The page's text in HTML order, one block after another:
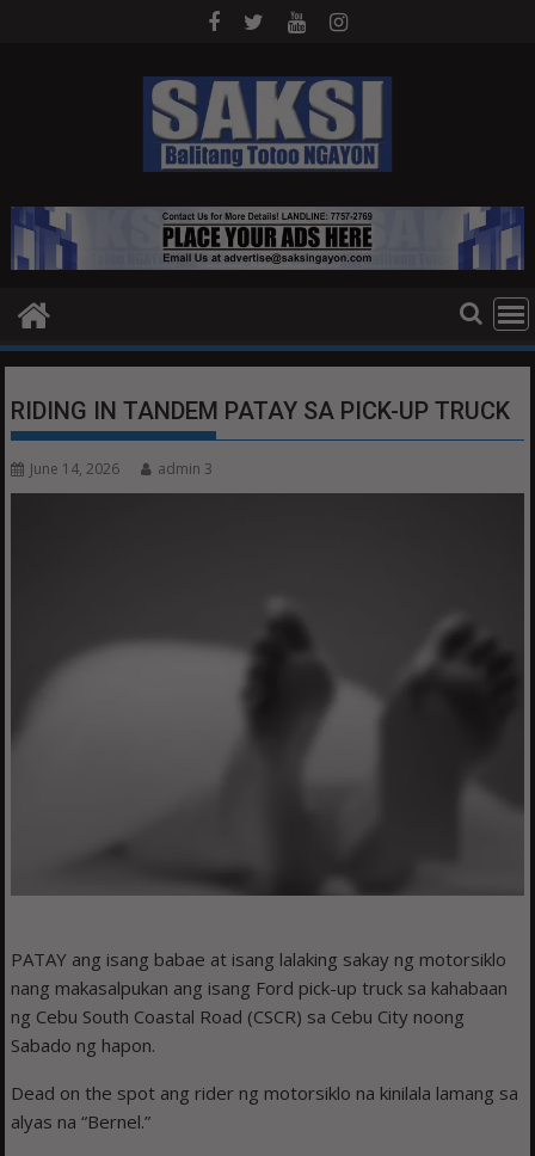
RIDING IN TANDEM PATAY SA PICK-UP TRUCK
June 14, 2026 admin 3
PATAY ang isang babae at isang lalaking sakay ng motorsiklo
nang makasalpukan ang isang Ford pick-up truck sa kahabaan
ng Cebu South Coastal Road (CSCR) sa Cebu City noong
Sabado ng hapon.
Dead on the spot ang rider ng motorsiklo na kinilala lamang sa
alyas na “Bernel.”